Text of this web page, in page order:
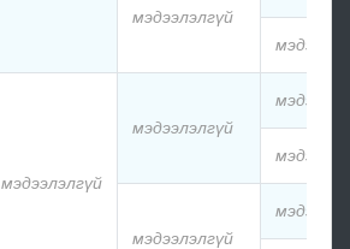
мэдээлэлгүй
мэдээлэлгүй
мэдээлэлгүй
мэдээлэлгүй